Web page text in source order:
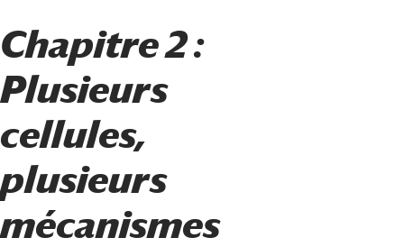
Chapitre 2 :
Plusieurs
cellules,
plusieurs
mécanismes